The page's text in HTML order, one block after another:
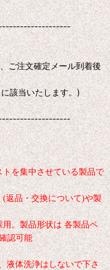
ご注文確定メール到着後
該当いたします。)
を集中させている製品で
返品・交換について)や製
。製品形状は 各製品ペ
認可能
液体洗浄はしないで下さ